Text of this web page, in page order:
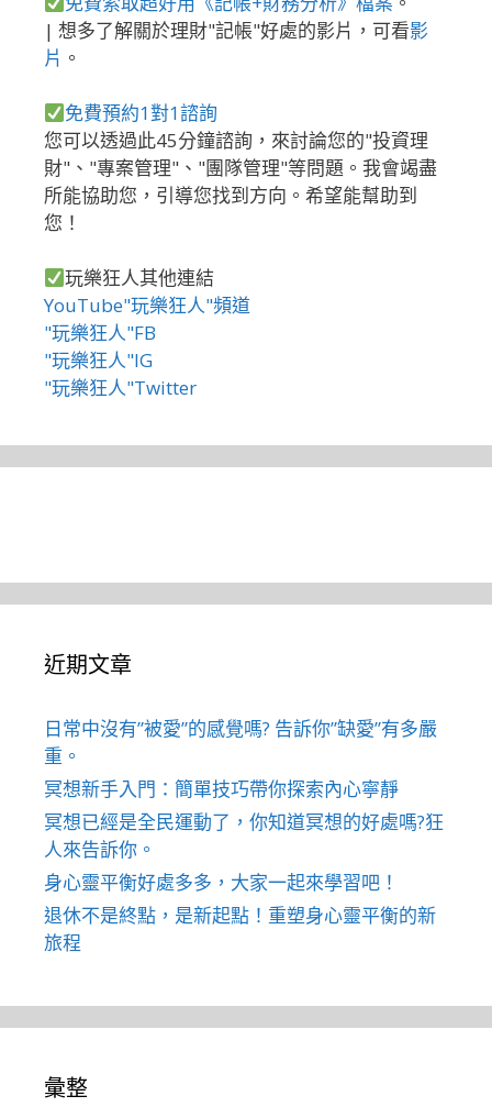
| 想多了解關於理財"記帳"好處的影片，可看影
片 。
免費預約1對1諮詢
您可以透過此45分鐘諮詢，來討論您的"投資理
財"、"專案管理"、"團隊管理"等問題。我會竭盡
所能協助您，引導您找到方向。希望能幫助到
您！
玩樂狂人其他連結
YouTube"玩樂狂人"頻道
"玩樂狂人"FB
"玩樂狂人"IG
"玩樂狂人"Twitter
近期文章
日常中沒有”被愛”的感覺嗎? 告訴你”缺愛”有多嚴
重。
冥想新手入門：簡單技巧帶你探索內心寧靜
冥想已經是全民運動了，你知道冥想的好處嗎?狂
人來告訴你。
身心靈平衡好處多多，大家一起來學習吧！
退休不是終點，是新起點！重塑身心靈平衡的新
旅程
彙整